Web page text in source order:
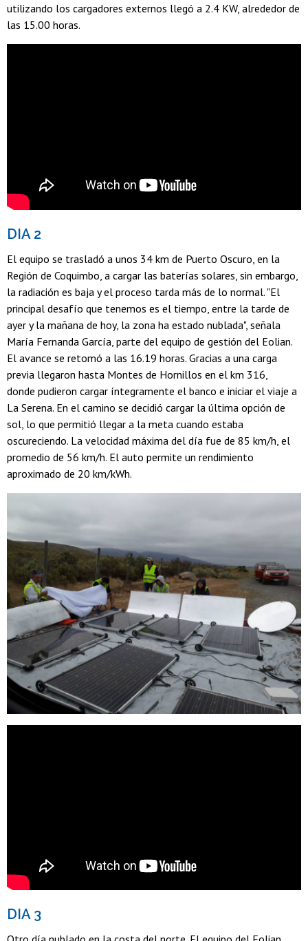
utilizando los cargadores externos llegó a 2.4 KW, alrededor de
las 15.00 horas.
DIA 2
El equipo se trasladó a unos 34 km de Puerto Oscuro, en la
Región de Coquimbo, a cargar las baterías solares, sin embargo,
la radiación es baja y el proceso tarda más de lo normal. "El
principal desafío que tenemos es el tiempo, entre la tarde de
ayer y la mañana de hoy, la zona ha estado nublada", señala
María Fernanda García, parte del equipo de gestión del Eolian.
El avance se retomó a las 16.19 horas. Gracias a una carga
previa llegaron hasta Montes de Hornillos en el km 316,
donde pudieron cargar íntegramente el banco e iniciar el viaje a
La Serena. En el camino se decidió cargar la última opción de
sol, lo que permitió llegar a la meta cuando estaba
oscureciendo. La velocidad máxima del día fue de 85 km/h, el
promedio de 56 km/h. El auto permite un rendimiento
aproximado de 20 km/kWh.
DIA 3